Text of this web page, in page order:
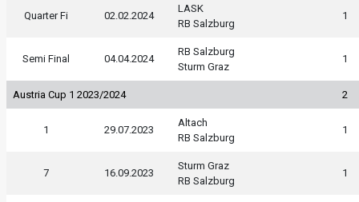
Quarter Fi 02.02.2024
LASK
RB Salzburg
1
Semi Final 04.04.2024
RB Salzburg
Sturm Graz
1
Austria Cup 1 2023/2024 2
1 29.07.2023
Altach
RB Salzburg
1
7 16.09.2023
Sturm Graz
RB Salzburg
1